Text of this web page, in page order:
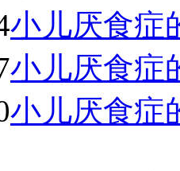
小儿厌食症
小儿厌食症
小儿厌食症